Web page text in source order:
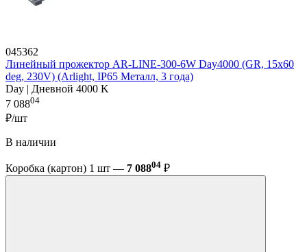
045362
Линейный прожектор AR-LINE-300-6W Day4000 (GR, 15x60
deg, 230V) (Arlight, IP65 Металл, 3 года)
Day | Дневной 4000 K
7 08804
₽/шт
В наличии
Коробка (картон) 1 шт — 7 08804 ₽